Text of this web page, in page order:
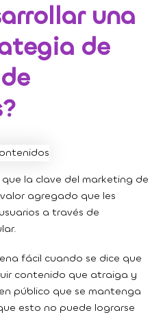
una
de
la clave del marketing de
agregado que les
a través de
fácil cuando se dice que
contenido que atraiga y
público que se mantenga
esto no puede lograrse